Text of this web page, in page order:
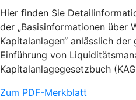
Hier finden Sie
der „Basisinformationen über
Kapitalanlagen“ anlässlich
Einführung von
Kapitalanlagegesetzbuch
Zum PDF-Merkblatt